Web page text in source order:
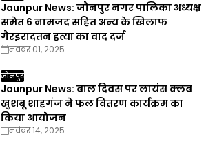
Jaunpur News: जौनपुर नगर पालिका अध्यक्ष
समेत 6 नामजद सहित अन्य के खिलाफ
गैरइरादतन हत्या का वाद दर्ज
नवंबर 01, 2025
जौनपुर
Jaunpur News: बाल दिवस पर लायंस क्लब
खुशबू शाहगंज ने फल वितरण कार्यक्रम का
किया आयोजन
नवंबर 14, 2025